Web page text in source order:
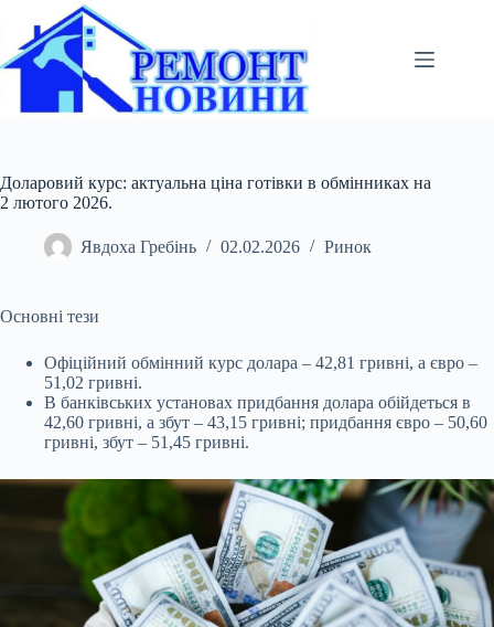
вмісту
Доларовий курс: актуальна ціна готівки в обмінниках на
2 лютого 2026.
Явдоха Гребінь 02.02.2026 Ринок
Основні тези
Офіційний обмінний курс долара – 42,81 гривні, а євро –
51,02 гривні.
В банківських установах придбання долара обійдеться в
42,60 гривні, а збут – 43,15 гривні; придбання євро – 50,60
гривні, збут – 51,45 гривні.